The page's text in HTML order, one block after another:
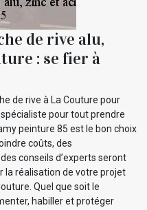
de rive alu,
: se fier à
de rive à La Couture pour
pour tout prendre
peinture 85 est le bon choix
coûts, des
conseils d’experts seront
la réalisation de votre projet
Quel que soit le
habiller et protéger